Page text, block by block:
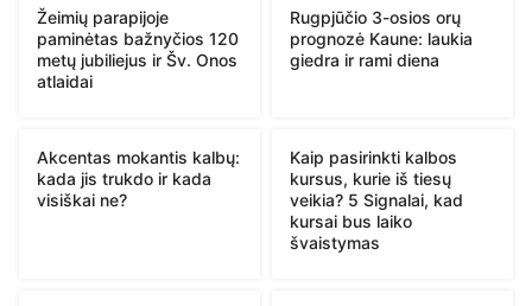
Žeimių parapijoje
paminėtas bažnyčios 120
metų jubiliejus ir Šv. Onos
atlaidai
Rugpjūčio 3-osios orų
prognozė Kaune: laukia
giedra ir rami diena
Akcentas mokantis kalbų:
kada jis trukdo ir kada
visiškai ne?
Kaip pasirinkti kalbos
kursus, kurie iš tiesų
veikia? 5 Signalai, kad
kursai bus laiko
švaistymas